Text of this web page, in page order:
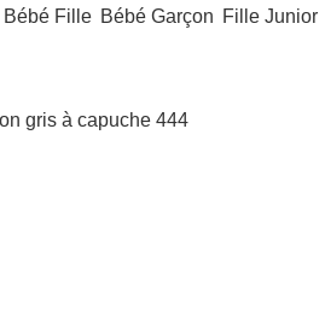
Bébé Fille Bébé Garçon Fille Junior